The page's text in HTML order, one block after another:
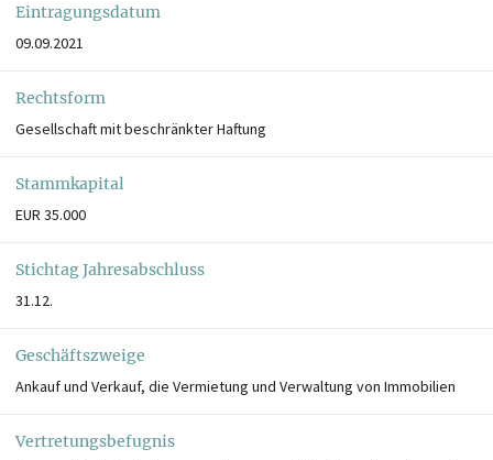
Eintragungsdatum
09.09.2021
Rechtsform
Gesellschaft mit beschränkter Haftung
Stammkapital
EUR 35.000
Stichtag Jahresabschluss
31.12.
Geschäftszweige
Ankauf und Verkauf, die Vermietung und Verwaltung von Immobilien
Vertretungsbefugnis